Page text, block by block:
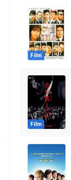
Film
Film